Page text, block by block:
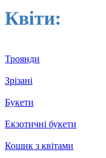
Квіти:
Троянди
Зрізані
Букети
Екзотичні букети
Кошик з квітами